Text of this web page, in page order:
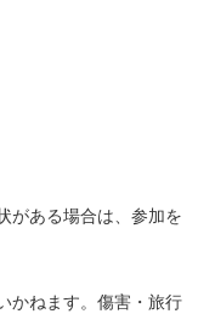
がある場合は、参加を
かねます。傷害・旅行